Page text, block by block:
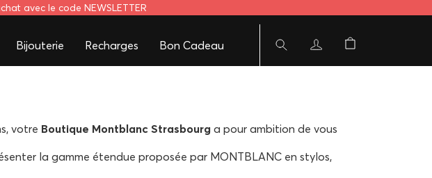
avec le code NEWSLETTER
Bijouterie Recharges Bon Cadeau
votre Boutique Montblanc Strasbourg a pour ambition de vous
la gamme étendue proposée par MONTBLANC en stylos,